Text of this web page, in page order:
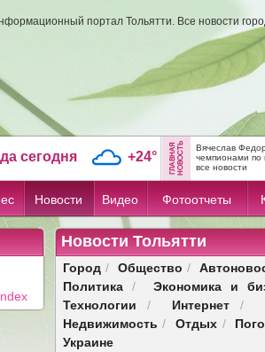
портал Тольятти. Все новости
сегодня +24°
Вячеслав
чемпионами по
все новости
Новости Видео Фотоотчеты
Новости Тольятти
Город / Общество /
Политика /
Экономика и
Технологии / Интернет/
Недвижимость / Отдых /
Украине